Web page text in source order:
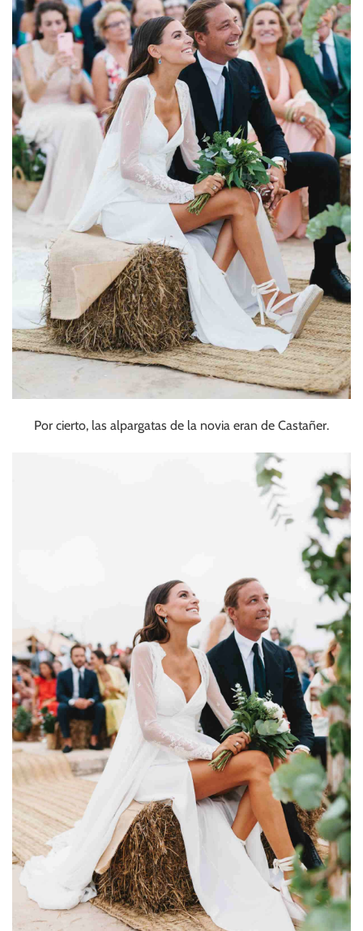
Por cierto, las alpargatas de la novia eran de Castañer.